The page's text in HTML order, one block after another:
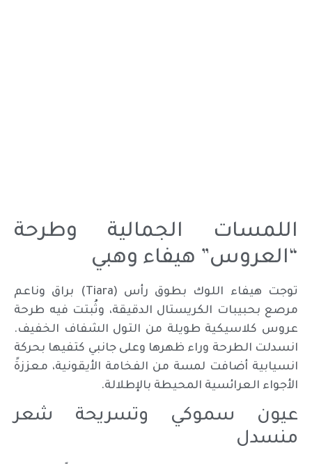
اللمسات الجمالية وطرحة
“العروس” هيفاء وهبي
توجت هيفاء اللوك بطوق رأس (Tiara) براق وناعم
مرصع بحبيبات الكريستال الدقيقة، وثُبتت فيه طرحة
عروس كلاسيكية طويلة من التول الشفاف الخفيف.
انسدلت الطرحة وراء ظهرها وعلى جانبي كتفيها بحركة
انسيابية أضافت لمسة من الفخامة الأيقونية، معززةً
الأجواء العرائسية المحيطة بالإطلالة.
عيون سموكي وتسريحة شعر
منسدل